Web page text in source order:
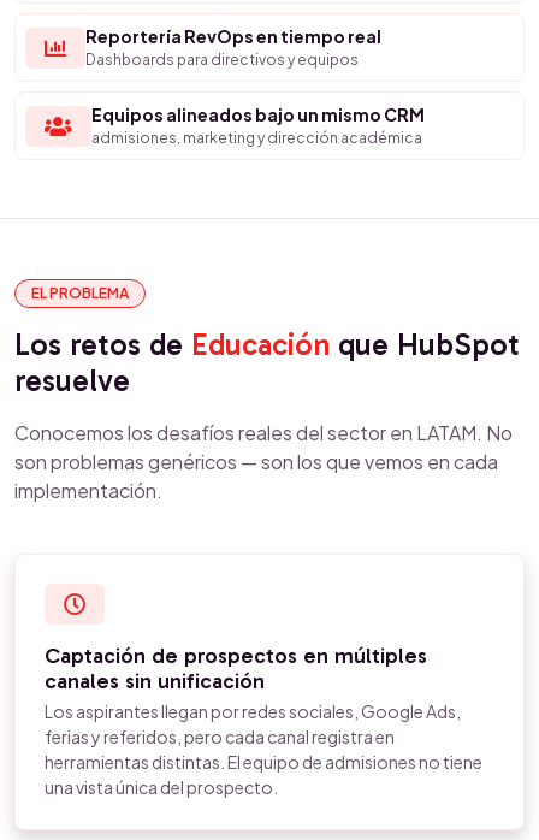
Reportería RevOps en tiempo real
Dashboards para directivos y equipos
Equipos alineados bajo un mismo CRM
admisiones, marketing y dirección académica
EL PROBLEMA
Los retos de Educación que HubSpot
resuelve
Conocemos los desafíos reales del sector en LATAM. No
son problemas genéricos — son los que vemos en cada
implementación.
Captación de prospectos en múltiples
canales sin unificación
Los aspirantes llegan por redes sociales, Google Ads,
ferias y referidos, pero cada canal registra en
herramientas distintas. El equipo de admisiones no tiene
una vista única del prospecto.